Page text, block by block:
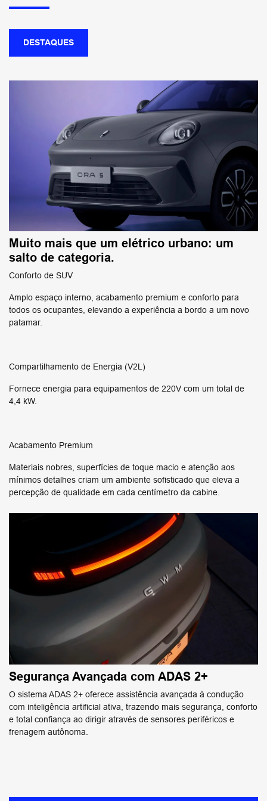
DESTAQUES
Muito mais que um elétrico urbano: um
salto de categoria.
Conforto de SUV
Amplo espaço interno, acabamento premium e conforto para
todos os ocupantes, elevando a experiência a bordo a um novo
patamar.
Compartilhamento de Energia (V2L)
Fornece energia para equipamentos de 220V com um total de
4,4 kW.
Acabamento Premium
Materiais nobres, superfícies de toque macio e atenção aos
mínimos detalhes criam um ambiente sofisticado que eleva a
percepção de qualidade em cada centímetro da cabine.
Segurança Avançada com ADAS 2+
O sistema ADAS 2+ oferece assistência avançada à condução
com inteligência artificial ativa, trazendo mais segurança, conforto
e total confiança ao dirigir através de sensores periféricos e
frenagem autônoma.